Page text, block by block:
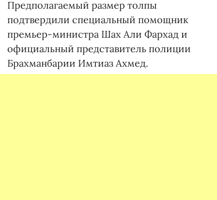
Предполагаемый размер толпы
подтвердили специальный помощник
премьер-министра Шах Али Фархад и
официальный представитель полиции
Брахманбарии Имтиаз Ахмед.